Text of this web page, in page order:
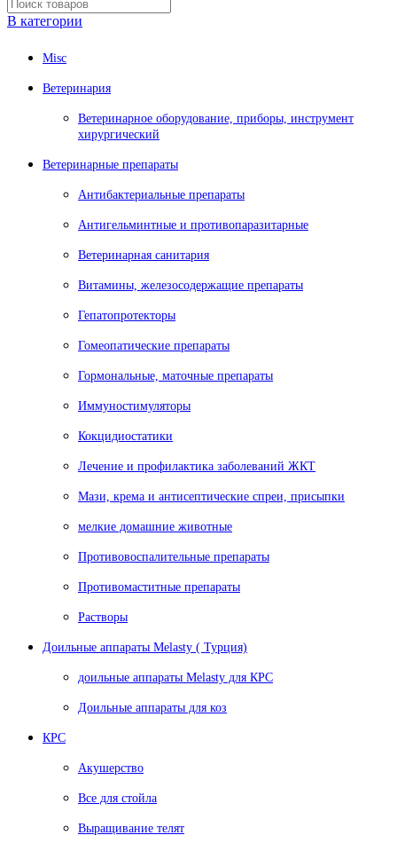
В категории
Misc
Ветеринария
Ветеринарное оборудование, приборы, инструмент
хирургический
Ветеринарные препараты
Антибактериальные препараты
Антигельминтные и противопаразитарные
Ветеринарная санитария
Витамины, железосодержащие препараты
Гепатопротекторы
Гомеопатические препараты
Гормональные, маточные препараты
Иммуностимуляторы
Кокцидиостатики
Лечение и профилактика заболеваний ЖКТ
Мази, крема и антисептические спреи, присыпки
мелкие домашние животные
Противовоспалительные препараты
Противомаститные препараты
Растворы
Доильные аппараты Melasty ( Турция)
доильные аппараты Melasty для КРС
Доильные аппараты для коз
КРС
Акушерство
Все для стойла
Выращивание телят